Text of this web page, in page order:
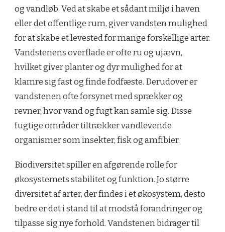
og vandløb. Ved at skabe et sådant miljø i haven
eller det offentlige rum, giver vandsten mulighed
for at skabe et levested for mange forskellige arter.
Vandstenens overflade er ofte ru og ujævn,
hvilket giver planter og dyr mulighed for at
klamre sig fast og finde fodfæste. Derudover er
vandstenen ofte forsynet med sprækker og
revner, hvor vand og fugt kan samle sig. Disse
fugtige områder tiltrækker vandlevende
organismer som insekter, fisk og amfibier.
Biodiversitet spiller en afgørende rolle for
økosystemets stabilitet og funktion. Jo større
diversitet af arter, der findes i et økosystem, desto
bedre er det i stand til at modstå forandringer og
tilpasse sig nye forhold. Vandstenen bidrager til